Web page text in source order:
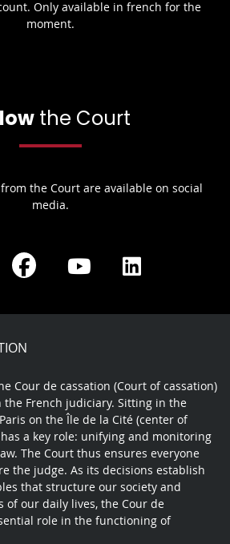
Only available in french for the
moment.
the Court
the Court are available on social
media.
Share
Facebook
Share
YoutubeLinkedIn
Cour de cassation (Court of cassation)
French judiciary. Sitting in the
on the Île de la Cité (center of
a key role: unifying and monitoring
The Court thus ensures everyone
the judge. As its decisions establish
that structure our society and
of our daily lives, the Cour de
role in the functioning of